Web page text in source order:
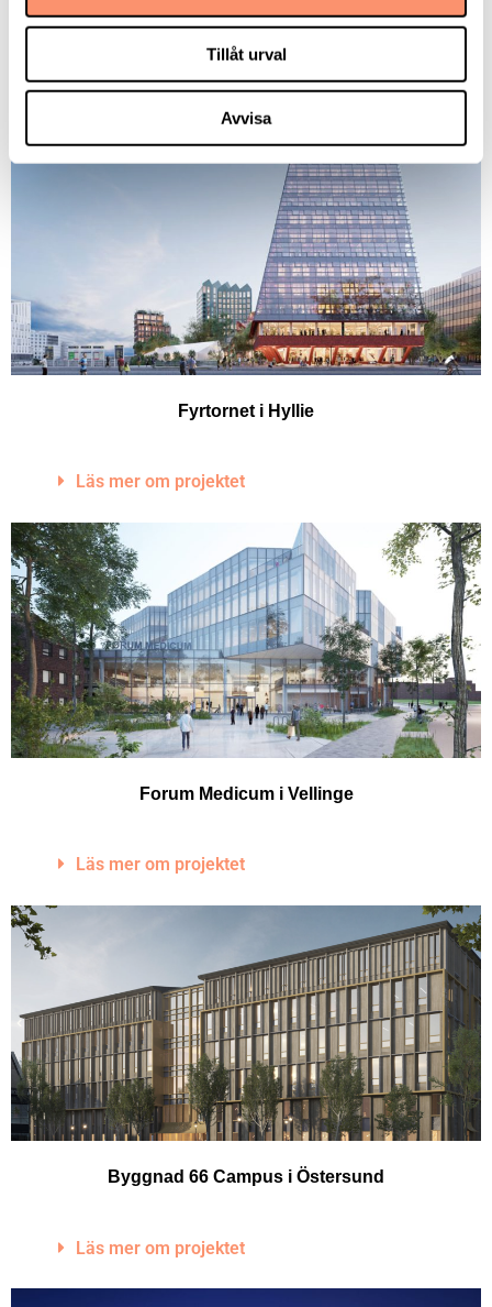
Tillåt urval
Avvisa
Kommunhuset i Växjö
Läs mer om projektet
Fyrtornet i Hyllie
Läs mer om projektet
Forum Medicum i Vellinge
Läs mer om projektet
Byggnad 66 Campus i Östersund
Läs mer om projektet